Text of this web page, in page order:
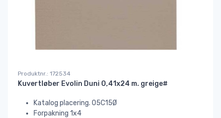
Produktnr.: 172534
Kuvertløber Evolin Duni 0,41x24 m. greige#
Katalog placering. 05C15Ø
Forpakning 1x4